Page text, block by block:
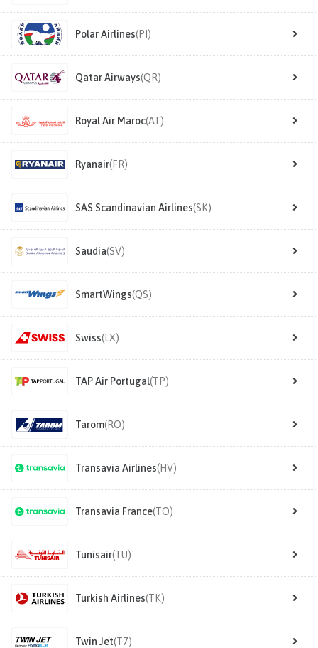
Polar Airlines(PI)
Qatar Airways(QR)
Royal Air Maroc(AT)
Ryanair(FR)
SAS Scandinavian Airlines(SK)
Saudia(SV)
SmartWings(QS)
Swiss(LX)
TAP Air Portugal(TP)
Tarom(RO)
Transavia Airlines(HV)
Transavia France(TO)
Tunisair(TU)
Turkish Airlines(TK)
Twin Jet(T7)